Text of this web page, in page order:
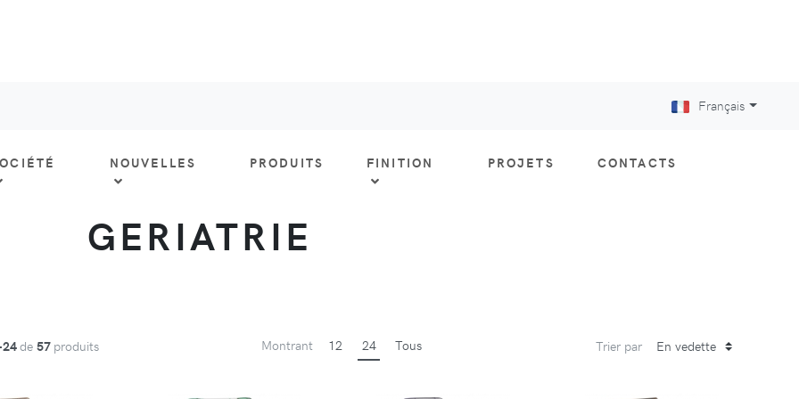
Français
NOUVELLES PRODUITS FINITION PROJETS CONTACTS
GERIATRIE
de 57 produits Montrant 12 24 Tous Trier par